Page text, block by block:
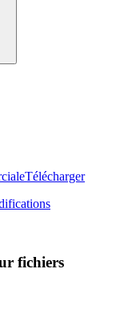
Télécharger
fichiers